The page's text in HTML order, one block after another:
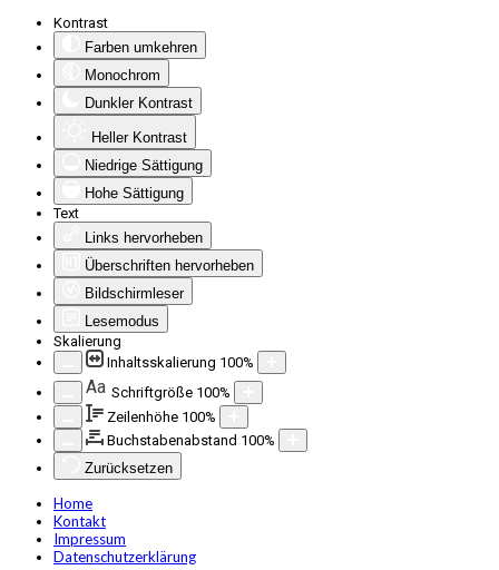
Kontrast
Farben umkehren
Monochrom
Dunkler Kontrast
Heller Kontrast
Niedrige Sättigung
Hohe Sättigung
Text
Links hervorheben
Überschriften hervorheben
Bildschirmleser
Lesemodus
Skalierung
Inhaltsskalierung 100%
Aa Schriftgröße 100%
Zeilenhöhe 100%
Buchstabenabstand 100%
Zurücksetzen
Home
Kontakt
Impressum
Datenschutzerklärung